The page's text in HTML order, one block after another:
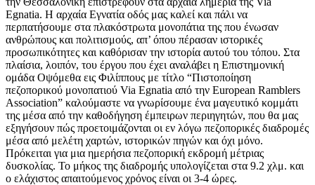
Egnatia. Η αρχαία Εγνατία οδός μας καλεί και πάλι να
περπατήσουμε στα πλακόστρωτα μονοπάτια της που ένωσαν
ανθρώπους και πολιτισμούς, απ’ όπου πέρασαν ιστορικές
προσωπικότητες και καθόρισαν την ιστορία αυτού του τόπου. Στα
πλαίσια, λοιπόν, του έργου που έχει αναλάβει η Επιστημονική
ομάδα Οψόμεθα εις Φιλίππους με τίτλο “Πιστοποίηση
πεζοπορικού μονοπατιού Via Egnatia από την European Ramblers
Association” καλούμαστε να γνωρίσουμε ένα μαγευτικό κομμάτι
της μέσα από την καθοδήγηση έμπειρων περιηγητών, που θα μας
εξηγήσουν πώς προετοιμάζονται οι εν λόγω πεζοπορικές διαδρομές
μέσα από μελέτη χαρτών, ιστορικών πηγών και όχι μόνο.
Πρόκειται για μια ημερήσια πεζοπορική εκδρομή μέτριας
δυσκολίας. Το μήκος της διαδρομής υπολογίζεται στα 9.2 χλμ. και
ο ελάχιστος απαιτούμενος χρόνος είναι οι 3-4 ώρες.